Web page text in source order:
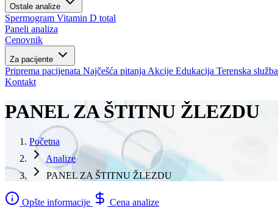
Ostale analize
Spermogram Vitamin D total
Paneli analiza
Cenovnik
Za pacijente
Priprema pacijenata Najčešća pitanja Akcije Edukacija Terenska služba
Kontakt
PANEL ZA ŠTITNU ŽLEZDU
Početna
Analize
PANEL ZA ŠTITNU ŽLEZDU
Opšte informacije Cena analize